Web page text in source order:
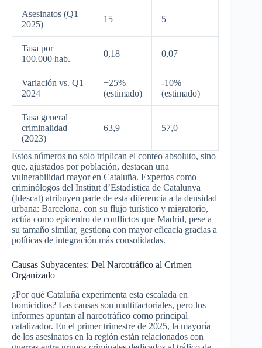
Asesinatos (Q1
2025)
15 5
Tasa por
100.000 hab.
0,18 0,07
Variación vs. Q1
2024
+25%
(estimado)
-10%
(estimado)
Tasa general
criminalidad
(2023)
63,9 57,0
Estos números no solo triplican el conteo absoluto, sino
que, ajustados por población, destacan una
vulnerabilidad mayor en Cataluña. Expertos como
criminólogos del Institut d’Estadística de Catalunya
(Idescat) atribuyen parte de esta diferencia a la densidad
urbana: Barcelona, con su flujo turístico y migratorio,
actúa como epicentro de conflictos que Madrid, pese a
su tamaño similar, gestiona con mayor eficacia gracias a
políticas de integración más consolidadas.
Causas Subyacentes: Del Narcotráfico al Crimen
Organizado
¿Por qué Cataluña experimenta esta escalada en
homicidios? Las causas son multifactoriales, pero los
informes apuntan al narcotráfico como principal
catalizador. En el primer trimestre de 2025, la mayoría
de los asesinatos en la región están relacionados con